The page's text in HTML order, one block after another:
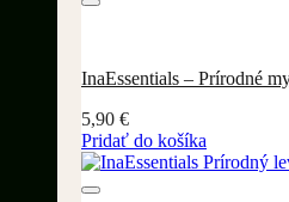
InaEssentials – Prírodné
5,90 €
Pridať do košíka